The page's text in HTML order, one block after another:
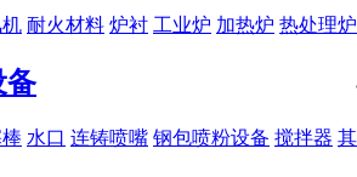
耐火材料 炉衬 工业炉 加热炉 热处理炉
备
水口 连铸喷嘴 钢包喷粉设备 搅拌器